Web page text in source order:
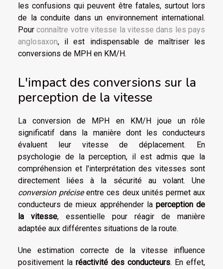
les confusions qui peuvent être fatales, surtout lors
de la conduite dans un environnement international.
Pourconnaître votre vitesse la vitesse dans les pays
anglosaxon, il est indispensable de maîtriser les
conversions de MPH en KM/H.
L'impact des conversions sur la
perception de la vitesse
La conversion de MPH en KM/H joue un rôle
significatif dans la manière dont les conducteurs
évaluent leur vitesse de déplacement. En
psychologie de la perception, il est admis que la
compréhension et l'interprétation des vitesses sont
directement liées à la sécurité au volant. Une
conversion préciseentre ces deux unités permet aux
conducteurs de mieux appréhender la perception de
la vitesse, essentielle pour réagir de manière
adaptée aux différentes situations de la route.
Une estimation correcte de la vitesse influence
positivement la réactivité des conducteurs. En effet,